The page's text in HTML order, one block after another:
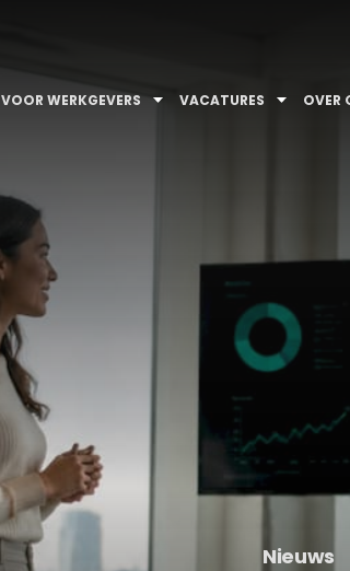
VOOR WERKGEVERS VACATURES OVER
Nieuws